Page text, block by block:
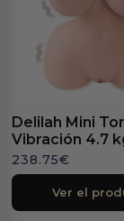
Delilah Mini
Vibración 4.7
238.75€
Ver el